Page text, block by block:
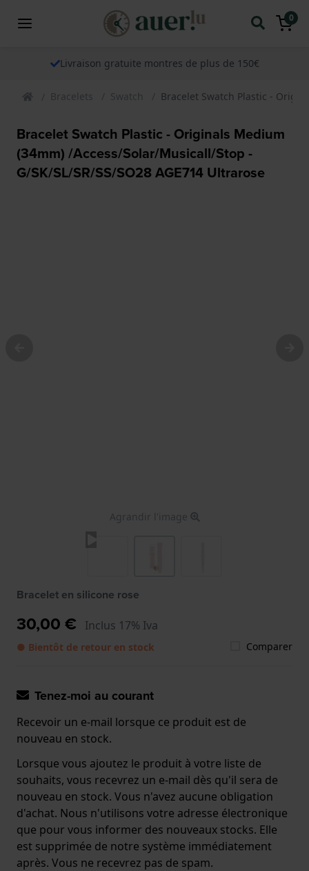
0
Livraison gratuite montres de plus de 150€
Bracelets Swatch Bracelet Swatch Plastic -
Bracelet Swatch Plastic - Originals Medium
(34mm) /Access/Solar/Musicall/Stop -
G/SK/SL/SR/SS/SO28 AGE714 Ultrarose
Agrandir l'image
Bracelet en silicone rose
30,00 € Inclus 17% Iva
● Bientôt de retour en stock Comparer
Tenez-moi au courant
Recevoir un e-mail lorsque ce produit est de
nouveau en stock.
Lorsque vous ajoutez le produit à votre liste de
souhaits, vous recevrez un e-mail dès qu'il sera de
nouveau en stock. Vous n'avez aucune obligation
d'achat. Nous n'utilisons votre adresse électronique
que pour vous informer des nouveaux stocks. Elle
est supprimée de notre système immédiatement
après. Vous ne recevrez pas de spam.